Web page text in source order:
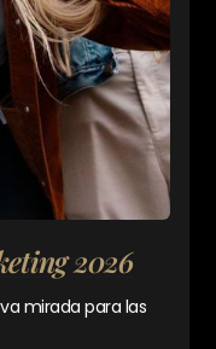
2026
mirada para las